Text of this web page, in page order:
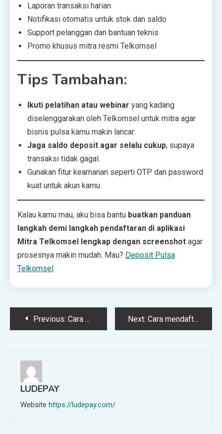
Laporan transaksi harian
Notifikasi otomatis untuk stok dan saldo
Support pelanggan dan bantuan teknis
Promo khusus mitra resmi Telkomsel
Tips Tambahan:
Ikuti pelatihan atau webinar yang kadang
diselenggarakan oleh Telkomsel untuk mitra agar
bisnis pulsa kamu makin lancar.
Jaga saldo deposit agar selalu cukup, supaya
transaksi tidak gagal.
Gunakan fitur keamanan seperti OTP dan password
kuat untuk akun kamu.
Kalau kamu mau, aku bisa bantu buatkan panduan
langkah demi langkah pendaftaran di aplikasi
Mitra Telkomsel lengkap dengan screenshot agar
prosesnya makin mudah. Mau? Deposit Pulsa
Telkomsel
PostPrevious: Cara membuat konter pulsa online di marketplace Next: Cara mendaftar layanan mitra pulsa resmi Telkomsel
LUDEPAY
Website https://ludepay.com/